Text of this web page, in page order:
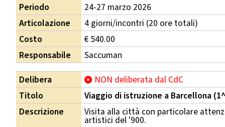
Periodo
24-27 marzo 2026
Articolazione
4 giorni/incontri (20 ore totali)
Costo
€ 540.00
Responsabile
Saccuman
Delibera
NON deliberata dal CdC
Titolo
Viaggio di istruzione a Barcellona
Descrizione
Visita alla città con particolare
artistici del '900.